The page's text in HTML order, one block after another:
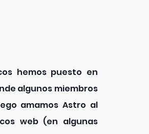
hemos puesto en
algunos miembros
amamos Astro al
web (en algunas